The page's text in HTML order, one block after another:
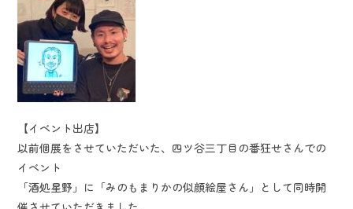
【イベント出店】
以前個展をさせていただいた、四ツ谷三丁目の番狂せさんでの
イベント
「酒処星野」に「みのもまりかの似顔絵屋さん」として同時開